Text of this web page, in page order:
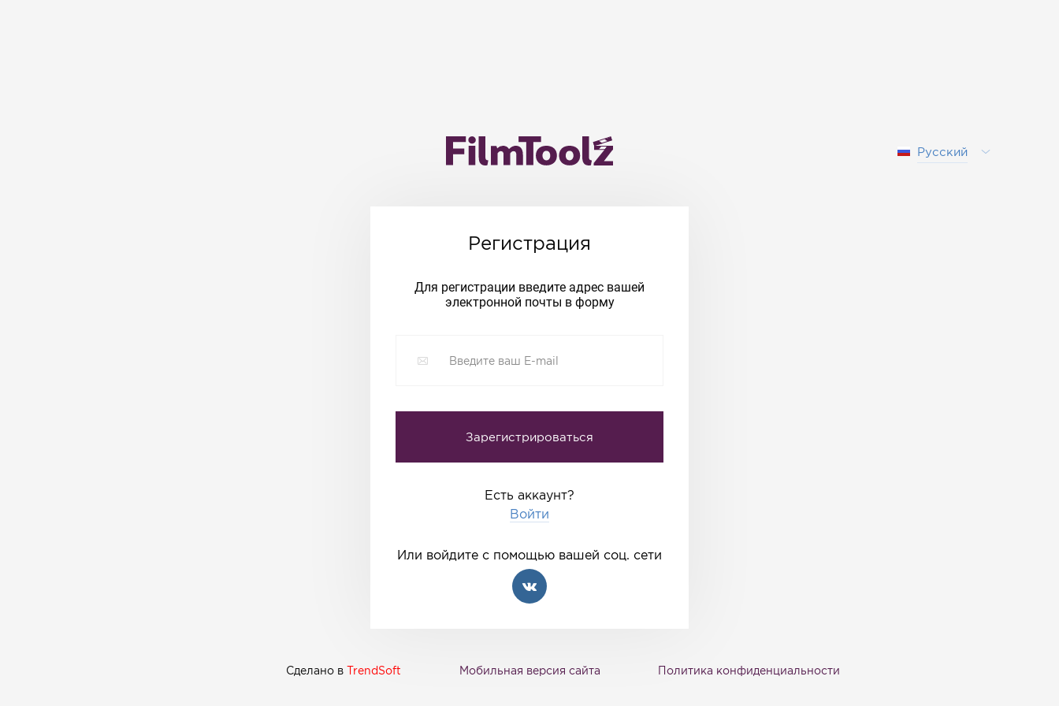
Русский
Регистрация
Для регистрации введите адрес вашей
электронной почты в форму
Есть аккаунт?
Войти
Или войдите с помощью вашей соц. сети
Сделано в TrendSoft Мобильная версия сайта Политика конфиденциальности